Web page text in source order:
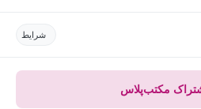
شرایط
مکتب‌پلاس